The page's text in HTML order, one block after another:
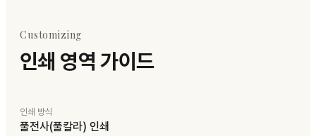
Customizing
인쇄 영역 가이드
인쇄 방식
풀전사(풀칼라) 인쇄